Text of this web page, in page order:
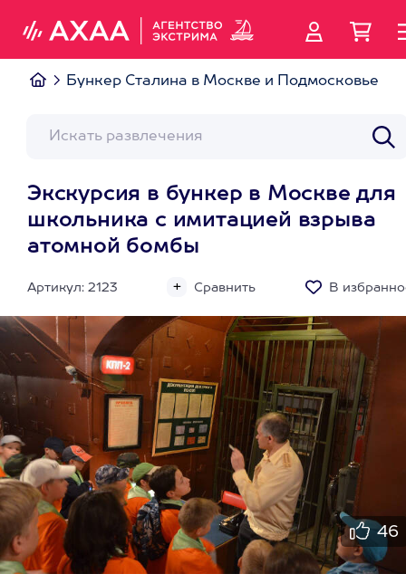
Бункер Сталина в Москве и Подмосковье
Экскурсия в бункер в Москве для
школьника с имитацией взрыва
атомной бомбы
Артикул: 2123 Сравнить В
46